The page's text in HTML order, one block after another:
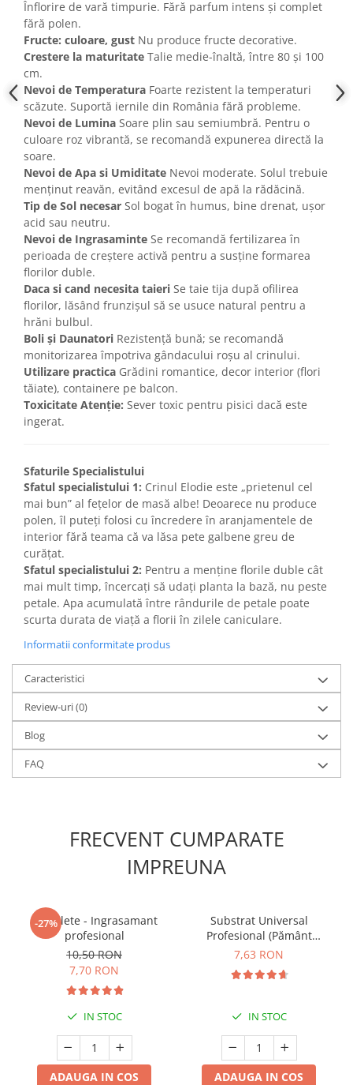
Înflorire de vară timpurie. Fără parfum intens și complet
fără polen.
Fructe: culoare, gust Nu produce fructe decorative.
Crestere la maturitate Talie medie-înaltă, între 80 și 100
cm.
Nevoi de Temperatura Foarte rezistent la temperaturi
scăzute. Suportă iernile din România fără probleme.
Nevoi de Lumina Soare plin sau semiumbră. Pentru o
culoare roz vibrantă, se recomandă expunerea directă la
soare.
Nevoi de Apa si Umiditate Nevoi moderate. Solul trebuie
menținut reavăn, evitând excesul de apă la rădăcină.
Tip de Sol necesar Sol bogat în humus, bine drenat, ușor
acid sau neutru.
Nevoi de Ingrasaminte Se recomandă fertilizarea în
perioada de creștere activă pentru a susține formarea
florilor duble.
Daca si cand necesita taieri Se taie tija după ofilirea
florilor, lăsând frunzișul să se usuce natural pentru a
hrăni bulbul.
Boli și Daunatori Rezistență bună; se recomandă
monitorizarea împotriva gândacului roșu al crinului.
Utilizare practica Grădini romantice, decor interior (flori
tăiate), containere pe balcon.
Toxicitate Atenție: Sever toxic pentru pisici dacă este
ingerat.
Sfaturile Specialistului
Sfatul specialistului 1: Crinul Elodie este „prietenul cel
mai bun” al fețelor de masă albe! Deoarece nu produce
polen, îl puteți folosi cu încredere în aranjamentele de
interior fără teama că va lăsa pete galbene greu de
curățat.
Sfatul specialistului 2: Pentru a menține florile duble cât
mai mult timp, încercați să udați planta la bază, nu peste
petale. Apa acumulată între rândurile de petale poate
scurta durata de viață a florii în zilele caniculare.
Informatii conformitate produs
Caracteristici
Review-uri(0)
Blog
FAQ
FRECVENT CUMPARATE
IMPREUNA
-27%
5 Tablete - Ingrasamant
profesional
10,50 RON
7,70 RON
IN STOC
ADAUGA IN COS
Substrat Universal
Profesional (Pământ
Premium) - 5 L
7,63 RON
IN STOC
ADAUGA IN COS